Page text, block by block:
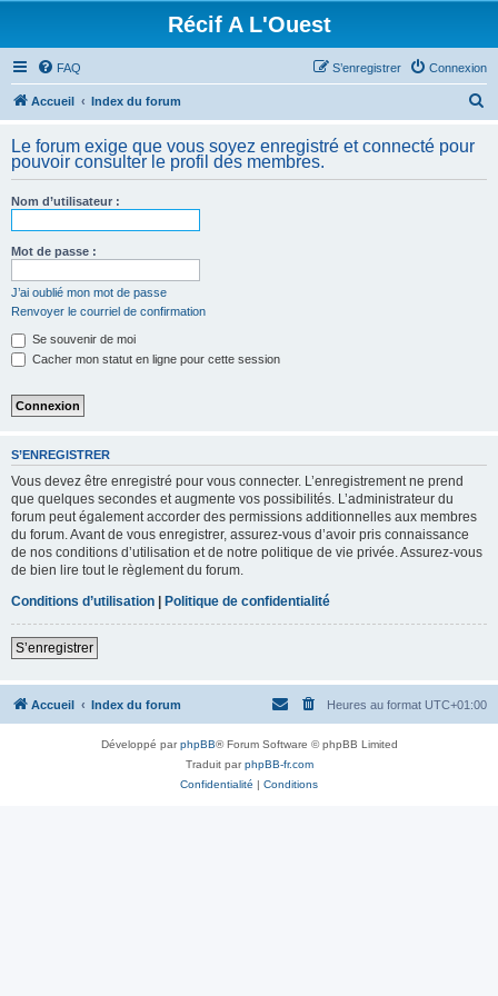
Récif A L'Ouest
FAQ Connexion
S’enregistrer
Accueil Index du forum
h
Le forum exige que vous soyez enregistré et connecté pour
pouvoir consulter le profil des membres.
Nom d’utilisateur :
Mot de passe :
J’ai oublié mon mot de passe
Renvoyer le courriel de confirmation
Se souvenir de moi
Cacher mon statut en ligne pour cette session
S’ENREGISTRER
Vous devez être enregistré pour vous connecter. L’enregistrement ne prend
que quelques secondes et augmente vos possibilités. L’administrateur du
forum peut également accorder des permissions additionnelles aux membres
du forum. Avant de vous enregistrer, assurez-vous d’avoir pris connaissance
de nos conditions d’utilisation et de notre politique de vie privée. Assurez-vous
de bien lire tout le règlement du forum.
Conditions d’utilisation | Politique de confidentialité
S’enregistrer
Accueil Index du forum Heures au format UTC+01:00
Développé parphpBB® Forum Software © phpBB Limited
Traduit parphpBB-fr.com
Confidentialité | Conditions